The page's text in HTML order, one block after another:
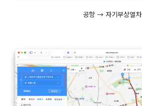
공항 → 자기부상열차